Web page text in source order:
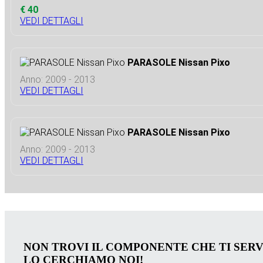
€ 40
VEDI DETTAGLI
PARASOLE Nissan Pixo
Anno: 2009 - 2013
VEDI DETTAGLI
PARASOLE Nissan Pixo
Anno: 2009 - 2013
VEDI DETTAGLI
NON TROVI IL COMPONENTE CHE TI
LO CERCHIAMO NOI!